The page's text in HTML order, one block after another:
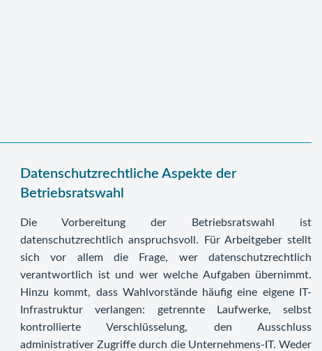
Datenschutzrechtliche Aspekte der
Betriebsratswahl
Die Vorbereitung der Betriebsratswahl ist
datenschutzrechtlich anspruchsvoll. Für Arbeitgeber stellt
sich vor allem die Frage, wer datenschutzrechtlich
verantwortlich ist und wer welche Aufgaben übernimmt.
Hinzu kommt, dass Wahlvorstände häufig eine eigene IT-
Infrastruktur verlangen: getrennte Laufwerke, selbst
kontrollierte Verschlüsselung, den Ausschluss
administrativer Zugriffe durch die Unternehmens-IT. Weder